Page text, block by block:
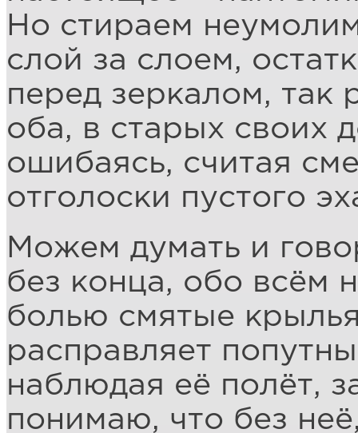
Но стираем
слой за слоем,
перед зеркалом, так
оба, в старых своих
ошибаясь, считая
отголоски пустого
Можем думать и
без конца, обо всём
болью смятые
расправляет
наблюдая её полёт,
понимаю, что без